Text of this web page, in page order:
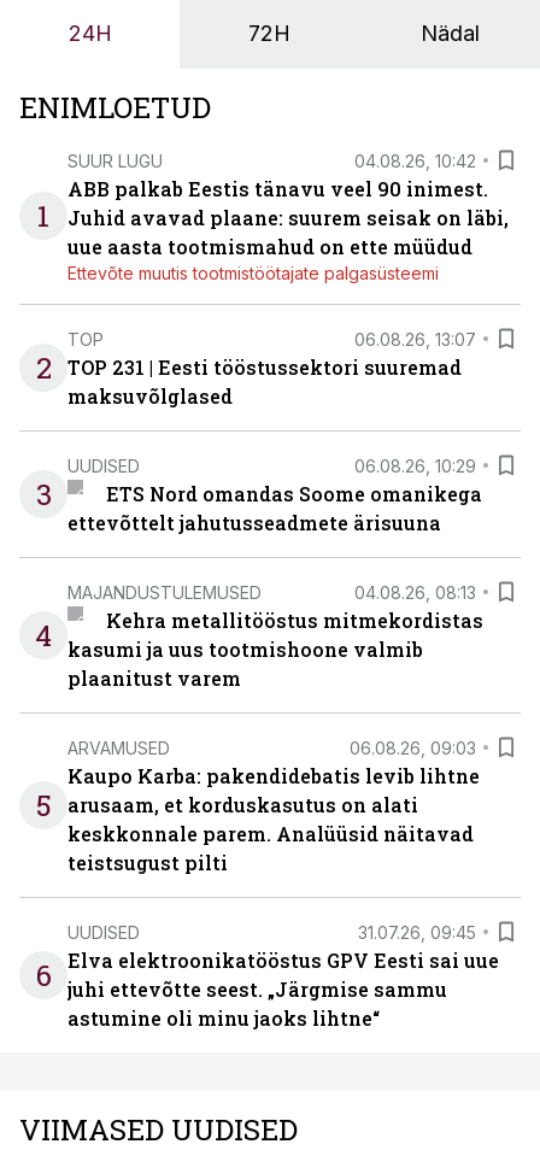
24H 72H Nädal
ENIMLOETUD
1
SUUR LUGU 04.08.26, 10:42
ABB palkab Eestis tänavu veel 90 inimest.
Juhid avavad plaane: suurem seisak on läbi,
uue aasta tootmismahud on ette müüdud
Ettevõte muutis tootmistöötajate palgasüsteemi
2
TOP 06.08.26, 13:07
TOP 231 | Eesti tööstussektori suuremad
maksuvõlglased
3
UUDISED 06.08.26, 10:29
ETS Nord omandas Soome omanikega
ettevõttelt jahutusseadmete ärisuuna
4
MAJANDUSTULEMUSED 04.08.26, 08:13
Kehra metallitööstus mitmekordistas
kasumi ja uus tootmishoone valmib
plaanitust varem
5
ARVAMUSED 06.08.26, 09:03
Kaupo Karba: pakendidebatis levib lihtne
arusaam, et korduskasutus on alati
keskkonnale parem. Analüüsid näitavad
teistsugust pilti
6
UUDISED 31.07.26, 09:45
Elva elektroonikatööstus GPV Eesti sai uue
juhi ettevõtte seest. „Järgmise sammu
astumine oli minu jaoks lihtne“
VIIMASED UUDISED